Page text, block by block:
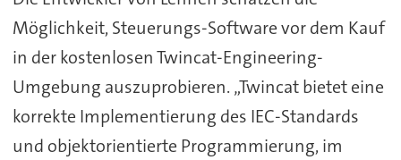
Möglichkeit, Steuerungs-Software vor dem Kauf
in der kostenlosen Twincat-Engineering-
Umgebung auszuprobieren. „Twincat bietet eine
korrekte Implementierung des IEC-Standards
und objektorientierte Programmierung, im